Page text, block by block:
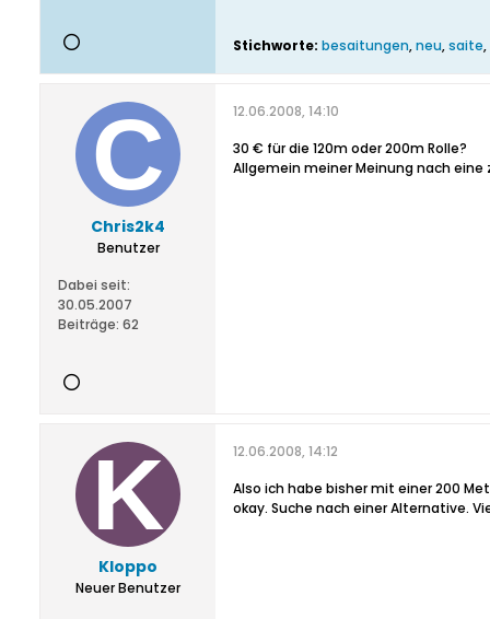
Stichworte: besaitungen,neu,saite,
Chris2k4
Benutzer
Dabei seit:
30.05.2007
Beiträge: 62
12.06.2008, 14:10
30 € für die 120m oder 200m Rolle?
Allgemein meiner Meinung nach
Kloppo
Neuer Benutzer
12.06.2008, 14:12
Also ich habe bisher mit einer 200
okay. Suche nach einer Alternative.